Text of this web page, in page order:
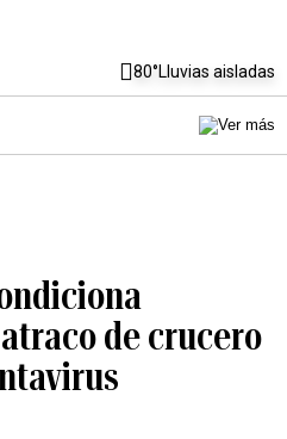
80°Lluvias aisladas
de crucero